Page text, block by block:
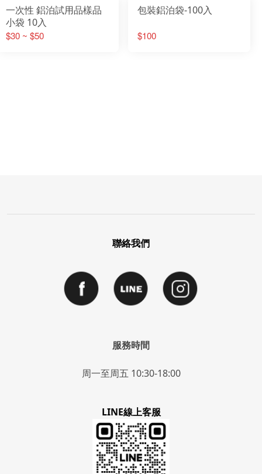
一次性 鋁泊試用品樣品
小袋 10入
$30 ~ $50
包裝鋁泊袋-100入
$100
聯絡我們
服務時間
周一至周五 10:30-18:00
LINE線上客服